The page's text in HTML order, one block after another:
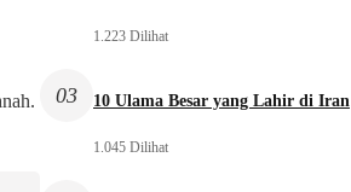
1.223 Dilihat
03 10 Ulama Besar yang Lahir di Iran
1.045 Dilihat